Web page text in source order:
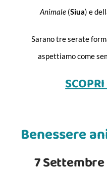
Animale (Siua) e
Sarano tre serate
aspettiamo come
Benessere
7